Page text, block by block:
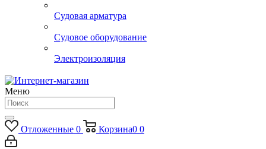
Судовая арматура
Судовое оборудование
Электроизоляция
Меню
Отложенные 0 Корзина0 0